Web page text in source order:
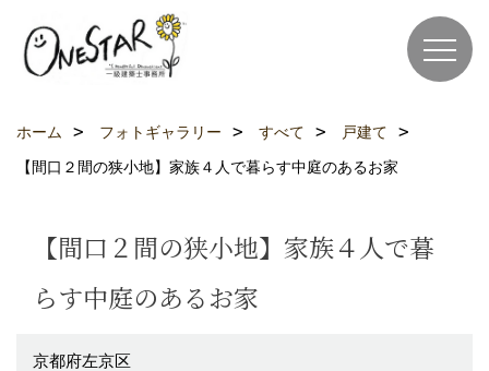
ホーム フォトギャラリー すべて
戸建て
【間口２間の狭小地】家族４人で暮らす中庭のあるお家
【間口２間の狭小地】家族４人で暮
らす中庭のあるお家
京都府左京区